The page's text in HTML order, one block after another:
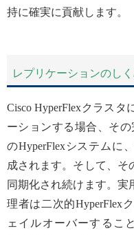
持に確実に貢献します。
レプリケーションのし
Cisco HyperFlexクラス
ーションする場合、そ
のHyperFlexシステムに
成されます。そして、そ
同期化され続けます。
理者は二次的HyperFlex
ェイルオーバーするこ